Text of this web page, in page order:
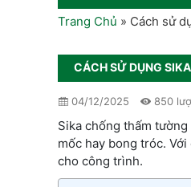
Trang Chủ » Cách sử
CÁCH SỬ DỤNG
04/12/2025 850
Sika chống thấm
mốc hay bong tróc.
cho công trình.